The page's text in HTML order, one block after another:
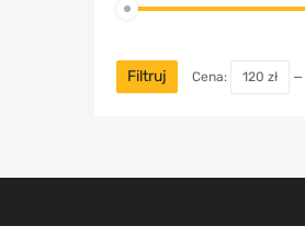
Filtruj Cena: 120 zł —